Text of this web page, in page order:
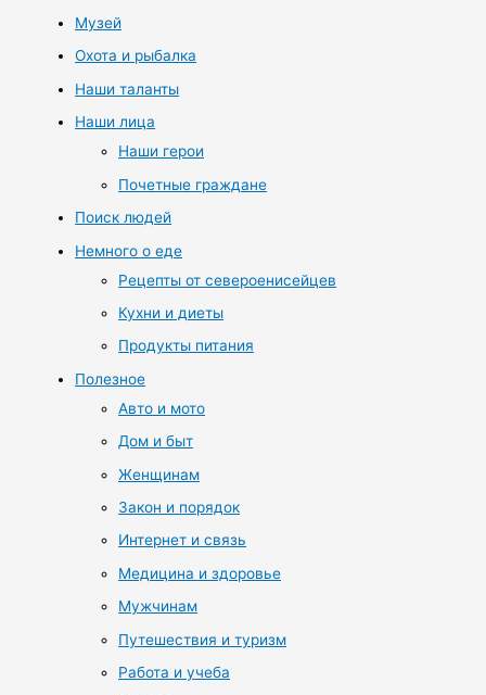
Музей
Охота и рыбалка
Наши таланты
Наши лица
Наши герои
Почетные граждане
Поиск людей
Немного о еде
Рецепты от североенисейцев
Кухни и диеты
Продукты питания
Полезное
Авто и мото
Дом и быт
Женщинам
Закон и порядок
Интернет и связь
Медицина и здоровье
Мужчинам
Путешествия и туризм
Работа и учеба